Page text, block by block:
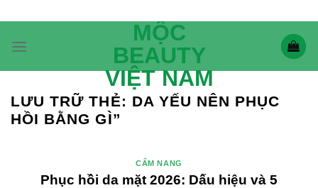
nội
MỘC
BEAUTY
VIỆT NAM
LƯU TRỮ THẺ: DA YẾU NÊN PHỤC
HỒI BẰNG GÌ”
CẨM NANG
Phục hồi da mặt 2026: Dấu hiệu và 5